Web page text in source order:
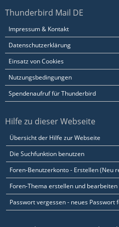
Thunderbird Mail DE
Impressum & Kontakt
Datenschutzerklärung
Einsatz von Cookies
Nutzungsbedingungen
Spendenaufruf für Thunderbird
Hilfe zu dieser Webseite
Übersicht der Hilfe zur Webseite
Die Suchfunktion benutzen
Foren-Benutzerkonto - Erstellen (Neu
Foren-Thema erstellen und bearbeiten
Passwort vergessen - neues Passwort